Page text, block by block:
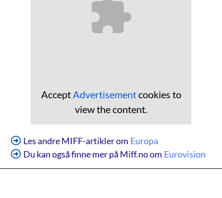
Accept Advertisementcookies to
view the content.
Les andre MIFF-artikler om Europa
Du kan også finne mer på Miff.no om Eurovision